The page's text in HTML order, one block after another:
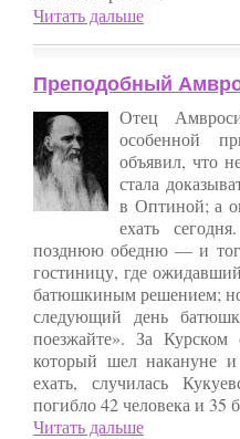
Читать дальше
Преподобный
Отец
особенной
объявил, что
стала
в Оптиной; а
ехать
позднюю обедню — и
гостиницу, где
батюшкиным решением;
следующий день
поезжайте». За
который шел накануне
ехать, случилась
погибло 42 человека и 35
Читать дальше